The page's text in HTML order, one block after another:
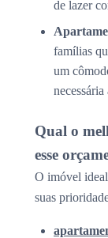
de lazer
famílias
um
necessária
Qual o
esse
O imóvel
suas